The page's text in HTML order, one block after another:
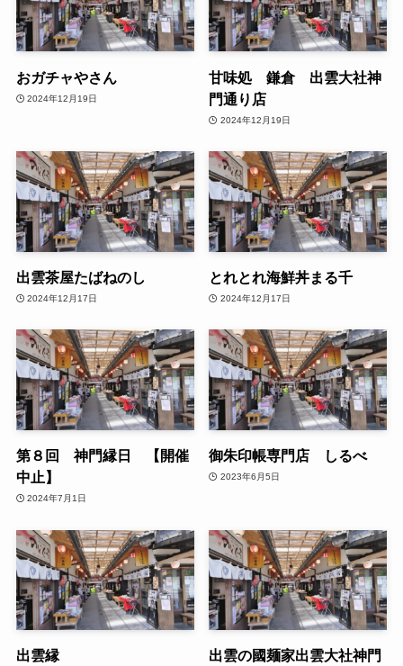
おガチャやさん
2024年12月19日
甘味処 鎌倉 出雲大社神
門通り店
2024年12月19日
出雲茶屋たばねのし
2024年12月17日
とれとれ海鮮丼まる千
2024年12月17日
第８回 神門縁日 【開催
中止】
2024年7月1日
御朱印帳専門店 しるべ
2023年6月5日
出雲縁
出雲の國麺家出雲大社神門